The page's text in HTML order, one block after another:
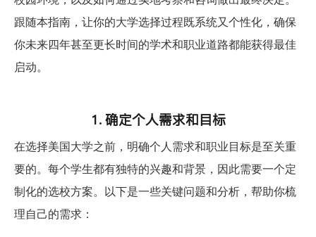
跟随本指南，让你的大学选择过程既系统又个性化，确保
你未来四年甚至更长时间的学术和职业道路都能获得最佳
启动。
1. 确定个人需求和目标
在选择美国大学之前，明确个人需求和职业目标是至关重
要的。每个学生都有独特的兴趣和背景，因此需要一个定
制化的选校方案。以下是一些关键问题和分析，帮助你梳
理自己的需求：